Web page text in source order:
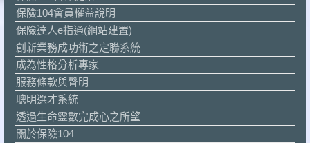
保險104會員權益說明
保險達人e指通(網站建置)
創新業務成功術之定聯系統
成為性格分析專家
服務條款與聲明
聰明選才系統
透過生命靈數完成心之所望
關於保險104